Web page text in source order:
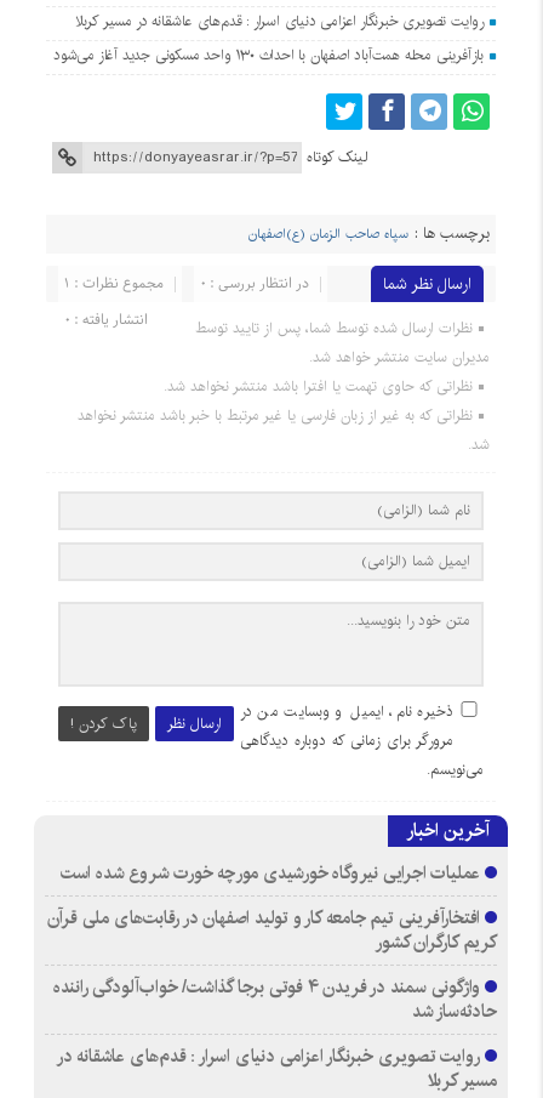
روایت تصویری خبرنگار اعزامی دنیای اسرار : قدم‌های عاشقانه در مسیر کربلا
بازآفرینی محله همت‌آباد اصفهان با احداث ۱۳۰ واحد مسکونی جدید آغاز می‌شود
لینک کوتاه
برچسب ها : سپاه صاحب الزمان (ع)اصفهان
ارسال نظر شما مجموع نظرات : 1
در انتظار بررسی : 0
انتشار یافته : 0
نظرات ارسال شده توسط شما، پس از تایید توسط
مدیران سایت منتشر خواهد شد.
نظراتی که حاوی تهمت یا افترا باشد منتشر نخواهد شد.
نظراتی که به غیر از زبان فارسی یا غیر مرتبط با خبر باشد منتشر نخواهد
شد.
ارسال نظر پاک کردن !
ذخیره نام، ایمیل و وبسایت من در
مرورگر برای زمانی که دوباره دیدگاهی
می‌نویسم.
آخرین اخبار
عملیات اجرایی نیروگاه خورشیدی مورچه خورت شروع شده است
افتخارآفرینی تیم جامعه کار و تولید اصفهان در رقابت‌های ملی قرآن
کریم کارگران کشور
واژگونی سمند در فریدن ۴ فوتی برجا گذاشت/ خواب‌آلودگی راننده
حادثه‌ساز شد
روایت تصویری خبرنگار اعزامی دنیای اسرار : قدم‌های عاشقانه در
مسیر کربلا